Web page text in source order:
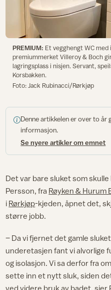
PREMIUM: Et vegghengt WC
premiummerket Villeroy & Boch
lagringsplass i nisjen. Servant,
Korsbakken.
Foto: Jack Rubinacci/Rørkjøp
Denne artikkelen er over to
informasjon.
Se nyere artikler om emnet
Det var bare sluket som
Persson, fra Røyken & Hurum
i Rørkjøp-kjeden, åpnet det,
større jobb.
– Da vi fjernet det gamle
underetasjen fant vi alvorlige
og isolasjon. Vi sa derfor fra
sette inn et nytt sluk, siden
ved videre bruk av badet, sier